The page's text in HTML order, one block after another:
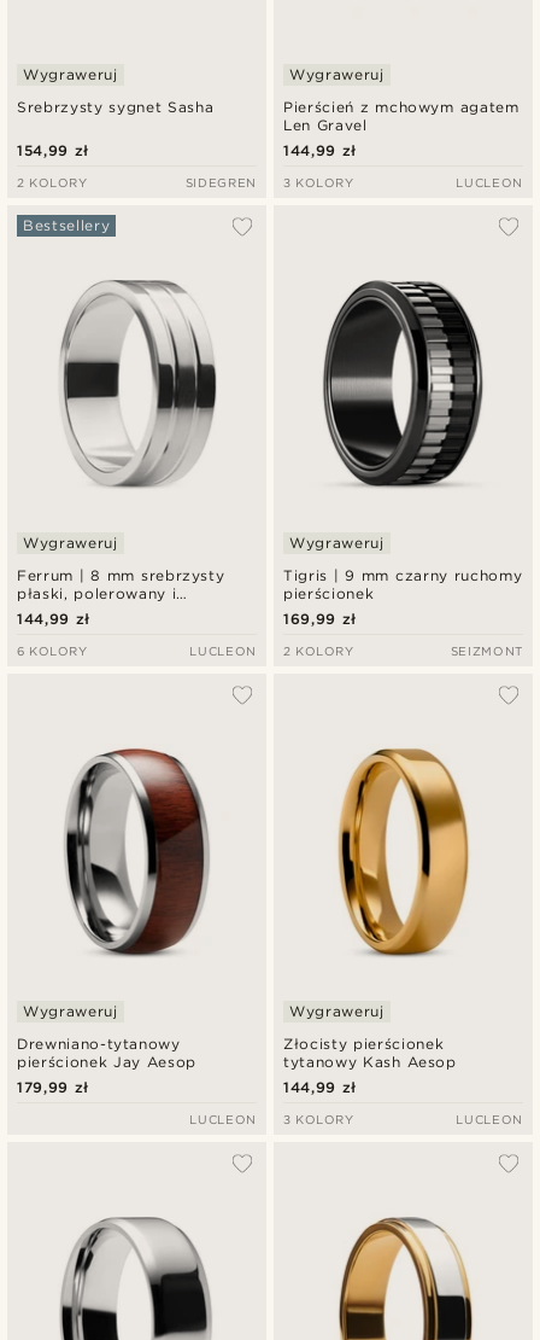
Srebrzysty sygnet Sasha
Wygraweruj
154,99 zł
2 KOLORY SIDEGREN
Pierścień z mchowym agatem
Len Gravel
Wygraweruj
144,99 zł
3 KOLORY LUCLEON
Ferrum | 8 mm srebrzysty
płaski, polerowany i
szczotkowany pierścionek ze
stali nierdzewnej z
podwójnym rowkiem
Bestsellery
Wygraweruj
144,99 zł
6 KOLORY LUCLEON
Tigris | 9 mm czarny ruchomy
pierścionek
Wygraweruj
169,99 zł
2 KOLORY SEIZMONT
Drewniano-tytanowy
pierścionek Jay Aesop
Wygraweruj
179,99 zł
LUCLEON
Złocisty pierścionek
tytanowy Kash Aesop
Wygraweruj
144,99 zł
3 KOLORY LUCLEON